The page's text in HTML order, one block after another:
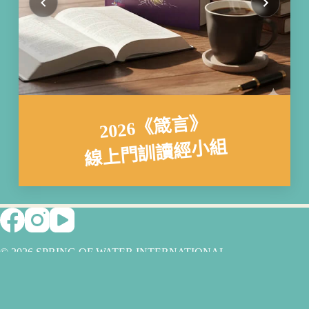
2026《箴言》
線上門訓讀經小組
© 2026 SPRING OF WATER INTERNATIONAL